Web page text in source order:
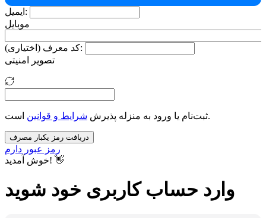
ایمیل:
موبایل
کد معرف (اختیاری):
تصویر امنیتی
ثبت‌نام یا ورود به منزله پذیرش شرایط و قوانین است.
دریافت رمز یکبار مصرف
رمز عبور دارم
خوش آمدید! 👋
وارد حساب کاربری خود شوید